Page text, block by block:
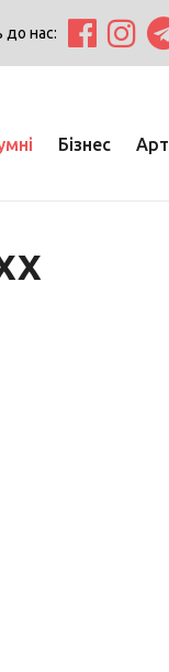
до нас:
Бізнес Арт